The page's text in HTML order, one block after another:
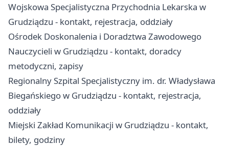
Wojskowa Specjalistyczna Przychodnia Lekarska w
Grudziądzu - kontakt, rejestracja, oddziały
Ośrodek Doskonalenia i Doradztwa Zawodowego
Nauczycieli w Grudziądzu - kontakt, doradcy
metodyczni, zapisy
Regionalny Szpital Specjalistyczny im. dr. Władysława
Biegańskiego w Grudziądzu - kontakt, rejestracja,
oddziały
Miejski Zakład Komunikacji w Grudziądzu - kontakt,
bilety, godziny